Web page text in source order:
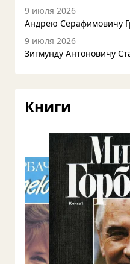
9 июля 2026
Андрею Серафимовичу
9 июля 2026
Зигмунду Антоновичу
Книги